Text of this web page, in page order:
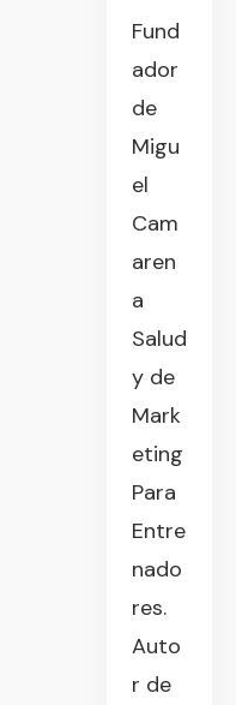
Fund
ador
de
Migu
el
Cam
aren
a
Salud
y de
Mark
eting
Para
Entre
nado
res.
Auto
r de